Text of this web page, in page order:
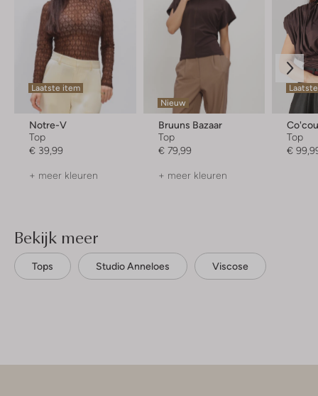
Laatste item
Notre-V
Top
€ 39,99
+ meer kleuren
Nieuw
Bruuns Bazaar
Top
€ 79,99
+ meer kleuren
Top
€
Bekijk meer
Tops Studio Anneloes Viscose